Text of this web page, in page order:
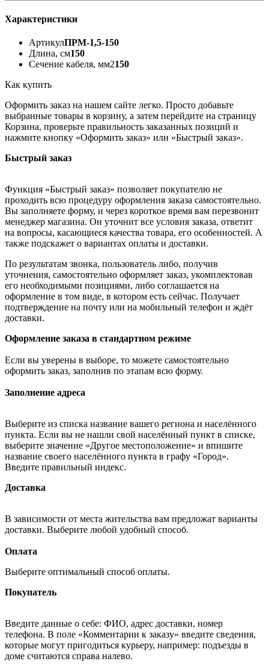
Характеристики
АртикулПРМ-1,5-150
Длина, см150
Сечение кабеля, мм2150
Как купить
Оформить заказ на нашем сайте легко. Просто добавьте
выбранные товары в корзину, а затем перейдите на страницу
Корзина, проверьте правильность заказанных позиций и
нажмите кнопку «Оформить заказ» или «Быстрый заказ».
Быстрый заказ
Функция «Быстрый заказ» позволяет покупателю не
проходить всю процедуру оформления заказа самостоятельно.
Вы заполняете форму, и через короткое время вам перезвонит
менеджер магазина. Он уточнит все условия заказа, ответит
на вопросы, касающиеся качества товара, его особенностей. А
также подскажет о вариантах оплаты и доставки.
По результатам звонка, пользователь либо, получив
уточнения, самостоятельно оформляет заказ, укомплектовав
его необходимыми позициями, либо соглашается на
оформление в том виде, в котором есть сейчас. Получает
подтверждение на почту или на мобильный телефон и ждёт
доставки.
Оформление заказа в стандартном режиме
Если вы уверены в выборе, то можете самостоятельно
оформить заказ, заполнив по этапам всю форму.
Заполнение адреса
Выберите из списка название вашего региона и населённого
пункта. Если вы не нашли свой населённый пункт в списке,
выберите значение «Другое местоположение» и впишите
название своего населённого пункта в графу «Город».
Введите правильный индекс.
Доставка
В зависимости от места жительства вам предложат варианты
доставки. Выберите любой удобный способ.
Оплата
Выберите оптимальный способ оплаты.
Покупатель
Введите данные о себе: ФИО, адрес доставки, номер
телефона. В поле «Комментарии к заказу» введите сведения,
которые могут пригодиться курьеру, например: подъезды в
доме считаются справа налево.